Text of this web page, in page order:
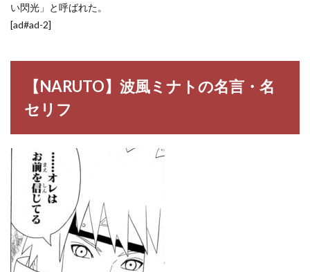
い閃光」と呼ばれた。
[ad#ad-2]
【NARUTO】波風ミナトの名言・名
セリフ